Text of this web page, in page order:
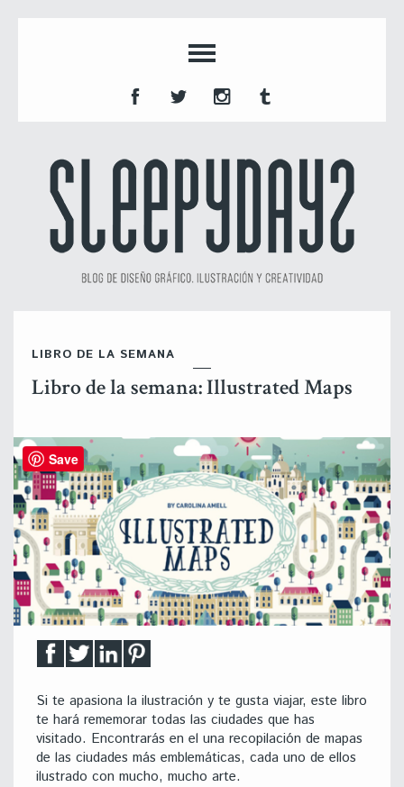
LIBRO DE LA SEMANA
Libro de la semana: Illustrated Maps
Si te apasiona la ilustración y te gusta viajar, este libro
te hará rememorar todas las ciudades que has
visitado. Encontrarás en el una recopilación de mapas
de las ciudades más emblemáticas, cada uno de ellos
ilustrado con mucho, mucho arte.
Save